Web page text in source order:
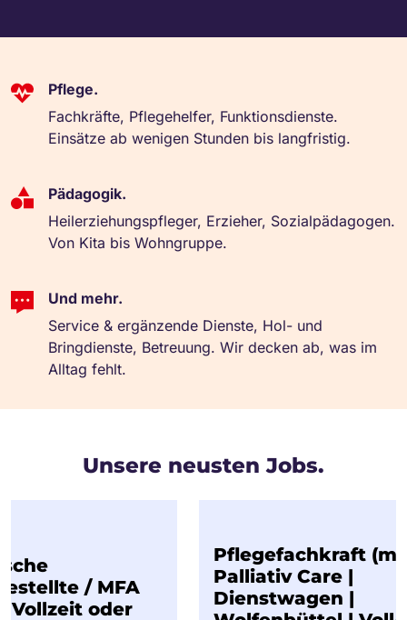
Pflege.
Fachkräfte, Pflegehelfer, Funktionsdienste.
Einsätze ab wenigen Stunden bis langfristig.
Pädagogik.
Heilerziehungspfleger, Erzieher, Sozialpädagogen.
Von Kita bis Wohngruppe.
Und mehr.
Service & ergänzende Dienste, Hol- und
Bringdienste, Betreuung. Wir decken ab, was im
Alltag fehlt.
Unsere neusten Jobs.
/ MFA
oder
Pflegefachkraft (m/w/
Palliativ Care |
Dienstwagen |